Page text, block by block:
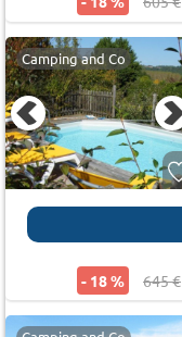
Camping and Co
- 18 % 645 €